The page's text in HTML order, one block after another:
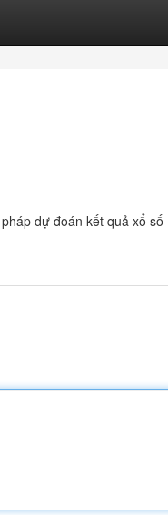
dự đoán kết quả xổ số